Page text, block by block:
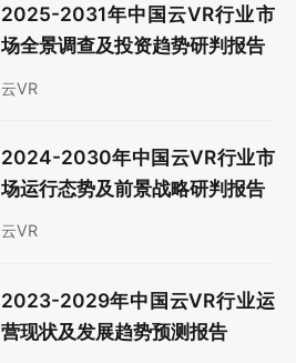
2025-2031年中国云VR行业市
场全景调查及投资趋势研判报告
云VR
2024-2030年中国云VR行业市
场运行态势及前景战略研判报告
云VR
2023-2029年中国云VR行业运
营现状及发展趋势预测报告